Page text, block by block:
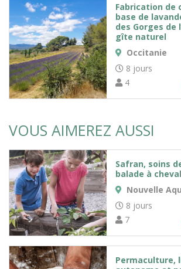
Fabrication de
base de
des Gorges de
gîte naturel
Occitanie
8 jours
4
VOUS AIMEREZ AUSSI
Safran, soins
balade à
Nouvelle
8 jours
7
Permaculture,